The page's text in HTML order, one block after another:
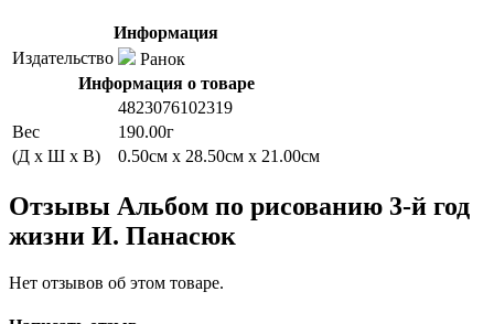
Информация
Издательство
Ранок
Информация о товаре
4823076102319
Вес
190.00г
(Д x Ш x В)
0.50см x 28.50см x 21.00см
Отзывы Альбом по рисованию 3-й год
жизни И. Панасюк
Нет отзывов об этом товаре.